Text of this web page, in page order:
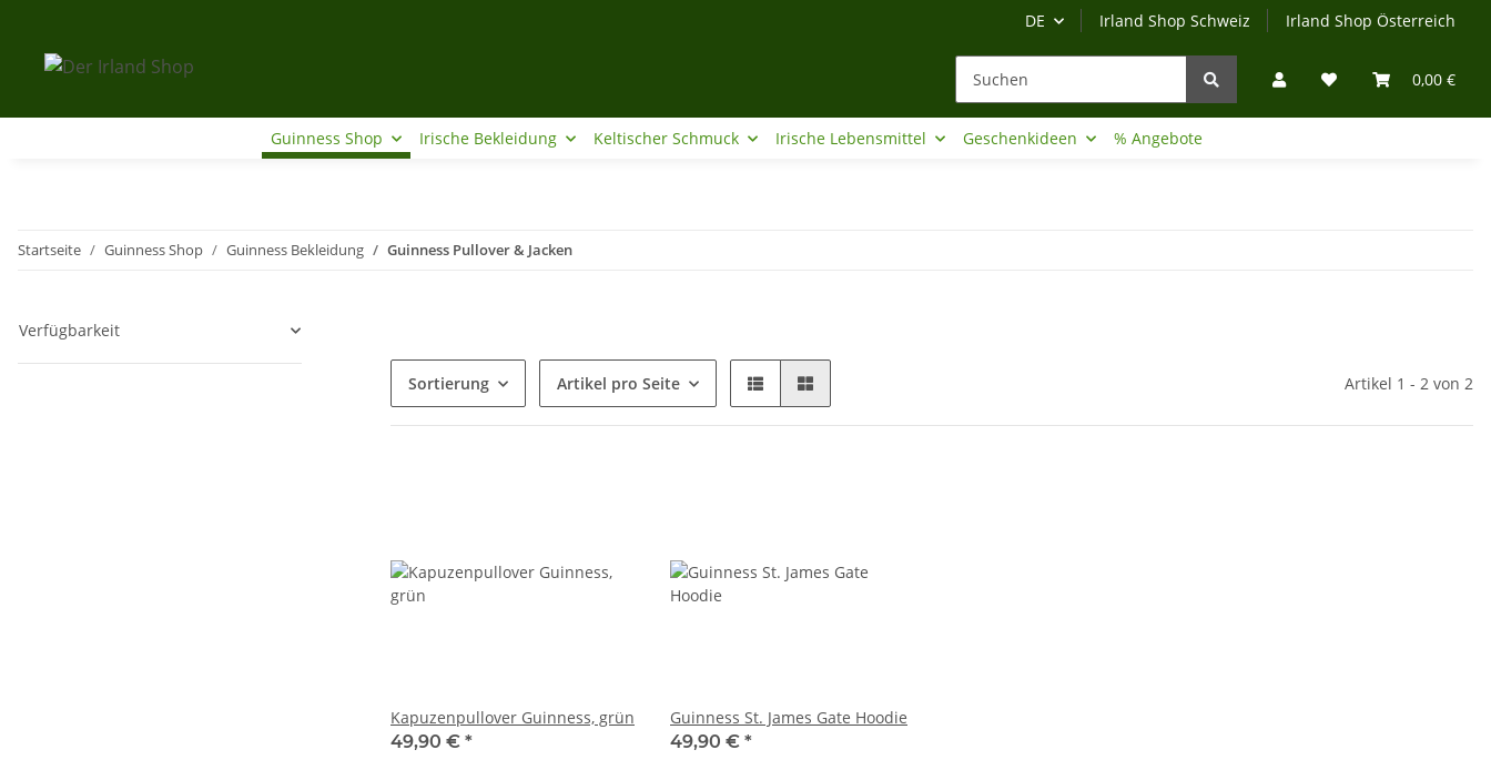
DE Irland Shop Schweiz Irland Shop Österreich
0,00 €
Guinness Shop Irische Bekleidung Keltischer Schmuck Irische Lebensmittel Geschenkideen % Angebote
Startseite Guinness Shop Guinness Bekleidung Guinness Pullover & Jacken
Sortierung Artikel pro Seite Artikel 1 - 2 von 2
Kapuzenpullover Guinness, grün
49,90 € *
Guinness St. James Gate Hoodie
49,90 € *
Verfügbarkeit